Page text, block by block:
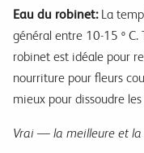
Eau du robinet: La
général entre 10-15 º C.
robinet est idéale pour
nourriture pour fleurs
mieux pour dissoudre
Vrai — la meilleure et la